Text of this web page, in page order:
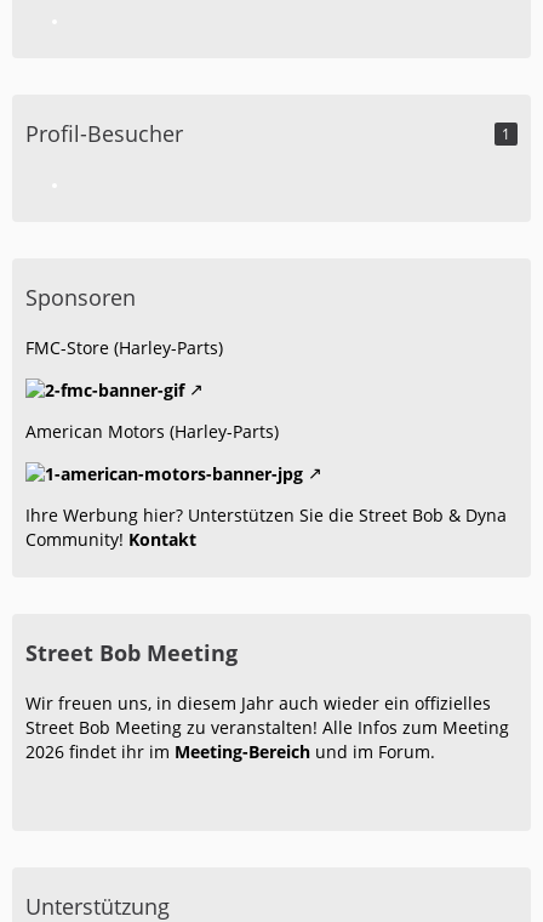
Profil-Besucher 1
Sponsoren
FMC-Store (Harley-Parts)
American Motors (Harley-Parts)
Ihre Werbung hier? Unterstützen Sie die Street Bob & Dyna
Community! Kontakt
Street Bob Meeting
Wir freuen uns, in diesem Jahr auch wieder ein offizielles
Street Bob Meeting zu veranstalten! Alle Infos zum Meeting
2026 findet ihr im Meeting-Bereich und im Forum.
Unterstützung